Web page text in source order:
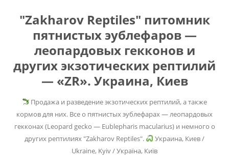
"Zakharov Reptiles" питомник
пятнистых эублефаров —
леопардовых гекконов и
других экзотических рептилий
— «ZR». Украина, Киев
Продажа и разведение экзотических рептилий, а также
кормов для них. Все о пятнистых эублефарах — леопардовых
гекконах (Leopard gecko — Eublepharis macularius) и немного о
других рептилиях "Zakharov Reptiles".
Украина, Киев /
Ukraine, Kyiv / Україна, Київ